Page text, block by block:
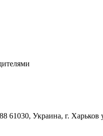
61030, Украина, г. Харьков